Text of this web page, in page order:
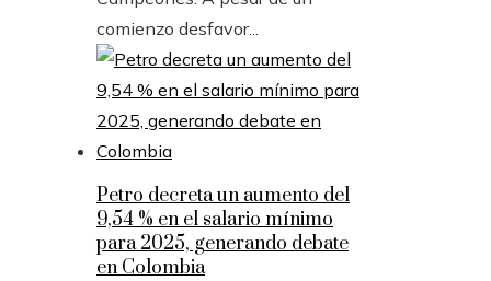
comienzo desfavor...
Petro decreta un aumento del
9,54 % en el salario mínimo
para 2025, generando debate
en Colombia